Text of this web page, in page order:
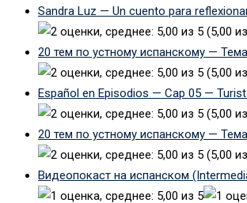
Sandra Luz — Un cuento para
(5,00
20 тем по устному испанскому —
(5,00
Español en Episodios — Cap 05 —
(5,00
20 тем по устному испанскому —
(5,00
Видеопокаст на испанском